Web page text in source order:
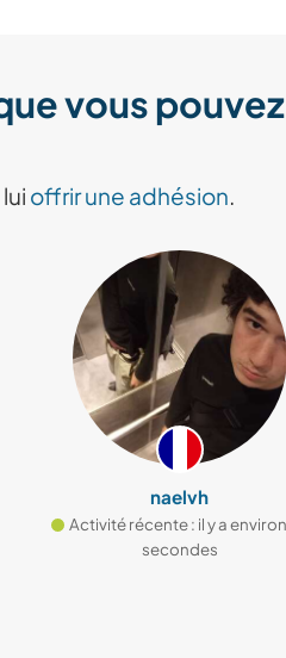
vous pouvez
offrir une adhésion
naelvh
Activité récente : il y a environ 34
secondes